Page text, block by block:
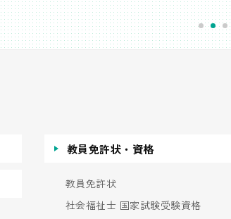
教員免許状・資格
教員免許状
社会福祉士 国家試験受験資格